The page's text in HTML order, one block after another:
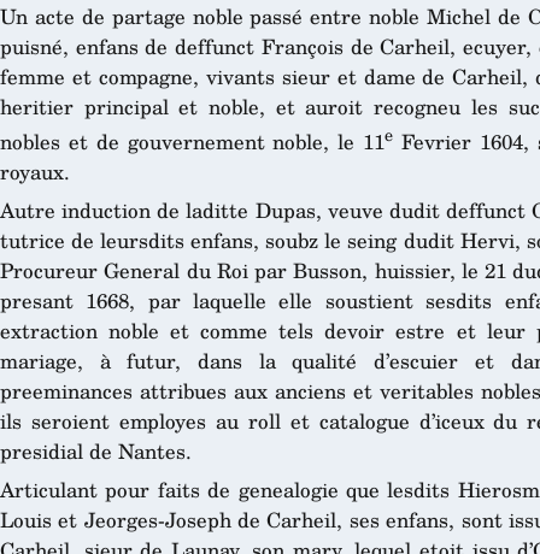
Un acte de partage noble passé entre noble Michel de
puisné, enfans de deffunct François de Carheil,
femme et compagne, vivants sieur et dame de
heritier principal et noble, et auroit recogneu les
nobles et de gouvernement noble, le 11e Fevrier
royaux.
Autre induction de laditte Dupas, veuve dudit deffunct
tutrice de leursdits enfans, soubz le seing dudit Hervi,
Procureur General du Roi par Busson, huissier, le 21
presant 1668, par laquelle elle soustient sesdits
extraction noble et comme tels devoir estre et leur
mariage, à futur, dans la qualité d’escuier et
preeminances attribues aux anciens et veritables
ils seroient employes au roll et catalogue d’iceux du
presidial de Nantes.
Articulant pour faits de genealogie que lesdits
Louis et Jeorges-Joseph de Carheil, ses enfans, sont